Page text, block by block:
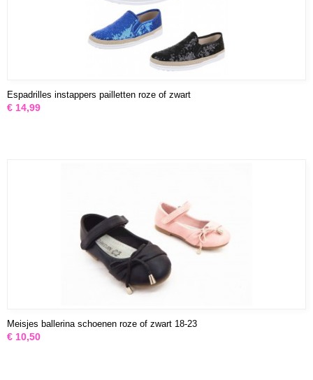
Espadrilles instappers pailletten roze of zwart
€ 14,99
Meisjes ballerina schoenen roze of zwart 18-23
€ 10,50